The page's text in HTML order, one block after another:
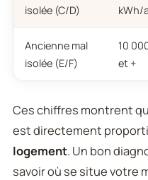
isolée (C/D)
kWh/
Ancienne mal
isolée (E/F)
10
et +
Ces chiffres montrent
est directement
logement. Un bon
savoir où se situe votre